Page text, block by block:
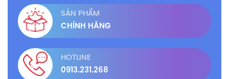
SẢN PHẨM
CHÍNH HÃNG
HOTLINE
0913.231.268